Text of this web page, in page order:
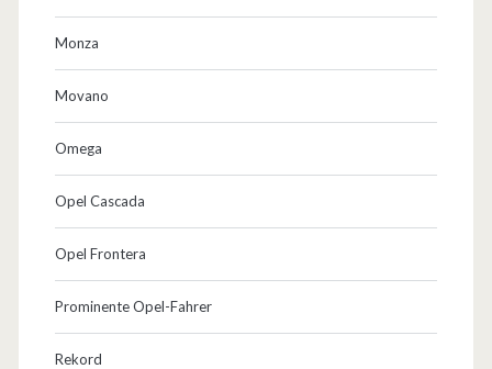
Monza
Movano
Omega
Opel Cascada
Opel Frontera
Prominente Opel-Fahrer
Rekord